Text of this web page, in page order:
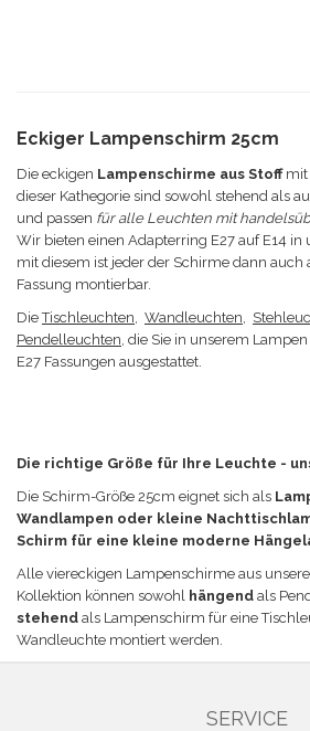
Eckiger Lampenschirm 25cm
Die eckigen Lampenschirme aus Stoffmit
dieser Kathegorie sind sowohl stehend als
und passen für alle Leuchten mit
Wir bieten einen Adapterring E27 auf E14 in
mit diesem ist jeder der Schirme dann auch
Fassung montierbar.
DieTischleuchten, Wandleuchten,
Pendelleuchten, die Sie in unserem
E27 Fassungen ausgestattet.
Die richtige Größe für Ihre Leuchte -
Die Schirm-Größe 25cm eignet sich als
Wandlampen oder kleine
Schirm für eine kleine moderne
Alle viereckigen Lampenschirme aus
Kollektion können sowohl hängend als
stehend als Lampenschirm für eine
Wandleuchte montiert werden.
SERVICE